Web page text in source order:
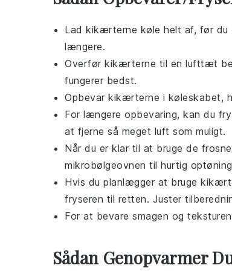
Lad kikærterne køle helt af, før du
længere.
Overfør kikærterne til en lufttæt
fungerer bedst.
Opbevar kikærterne i køleskabet,
For længere opbevaring, kan du
at fjerne så meget luft som muligt.
Når du er klar til at bruge de frosne
mikrobølgeovnen til hurtig
Hvis du planlægger at bruge
fryseren til retten. Juster
For at bevare smagen og
Sådan Genopvarmer